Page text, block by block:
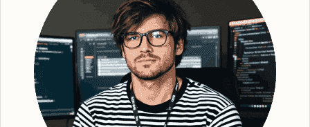
grundlig genomgång och identifiering av
strategiska sökord, optimerar vi din
webbplats - från text till struktur och
metadata. Detta gör att vi kan förbättra din
webbplats ranking och därmed också den
övergripande lokala synligheten. Vi ser till
att erbjuda den mest effektivaorganiska